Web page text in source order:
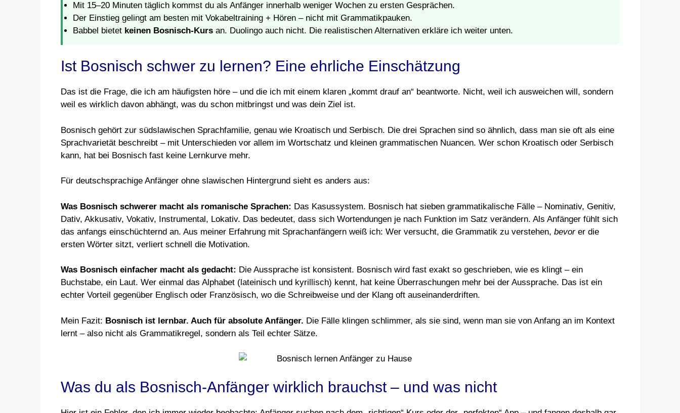
Mit 15–20 Minuten täglich kommst du als Anfänger innerhalb weniger Wochen zu ersten Gesprächen.
Der Einstieg gelingt am besten mit Vokabeltraining + Hören – nicht mit Grammatikpauken.
Babbel bietet keinen Bosnisch-Kursan. Duolingo auch nicht. Die realistischen Alternativen erkläre ich weiter unten.
Ist Bosnisch schwer zu lernen? Eine ehrliche Einschätzung
Das ist die Frage, die ich am häufigsten höre – und die ich mit einem klaren „kommt drauf an“ beantworte. Nicht, weil ich ausweichen will, sondern
weil es wirklich davon abhängt, was du schon mitbringst und was dein Ziel ist.
Bosnisch gehört zur südslawischen Sprachfamilie, genau wie Kroatisch und Serbisch. Die drei Sprachen sind so ähnlich, dass man sie oft als eine
Sprachvarietät beschreibt – mit Unterschieden vor allem im Wortschatz und kleinen grammatischen Nuancen. Wer schon Kroatisch oder Serbisch
kann, hat bei Bosnisch fast keine Lernkurve mehr.
Für deutschsprachige Anfänger ohne slawischen Hintergrund sieht es anders aus:
Was Bosnisch schwerer macht als romanische Sprachen: Das Kasussystem. Bosnisch hat sieben grammatikalische Fälle – Nominativ, Genitiv,
Dativ, Akkusativ, Vokativ, Instrumental, Lokativ. Das bedeutet, dass sich Wortendungen je nach Funktion im Satz verändern. Als Anfänger fühlt sich
das anfangs einschüchternd an. Aus meiner Erfahrung mit Sprachanfängern weiß ich: Wer versucht, die Grammatik zu verstehen, bevorer die
ersten Wörter sitzt, verliert schnell die Motivation.
Was Bosnisch einfacher macht als gedacht: Die Aussprache ist konsistent. Bosnisch wird fast exakt so geschrieben, wie es klingt – ein
Buchstabe, ein Laut. Wer einmal das Alphabet (lateinisch und kyrillisch) kennt, hat keine Überraschungen mehr bei der Aussprache. Das ist ein
echter Vorteil gegenüber Englisch oder Französisch, wo die Schreibweise und der Klang oft auseinanderdriften.
Mein Fazit: Bosnisch ist lernbar. Auch für absolute Anfänger. Die Fälle klingen schlimmer, als sie sind, wenn man sie von Anfang an im Kontext
lernt – also nicht als Grammatikregel, sondern als Teil echter Sätze.
Was du als Bosnisch-Anfänger wirklich brauchst – und was nicht